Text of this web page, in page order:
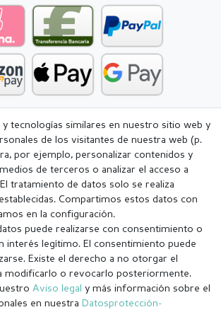
legal Política de Privacidad
y tecnologías similares en nuestro sitio web y
de los visitantes de nuestra web (p.
por ejemplo, personalizar contenidos y
de terceros o analizar el acceso a
tratamiento de datos solo se realiza
Compartimos estos datos con
en la configuración.
puede realizarse con consentimiento o
interés legítimo. El consentimiento puede
Existe el derecho a no otorgar el
modificarlo o revocarlo posteriormente.
Aviso legal y más información sobre el
en nuestra Datos­protección­